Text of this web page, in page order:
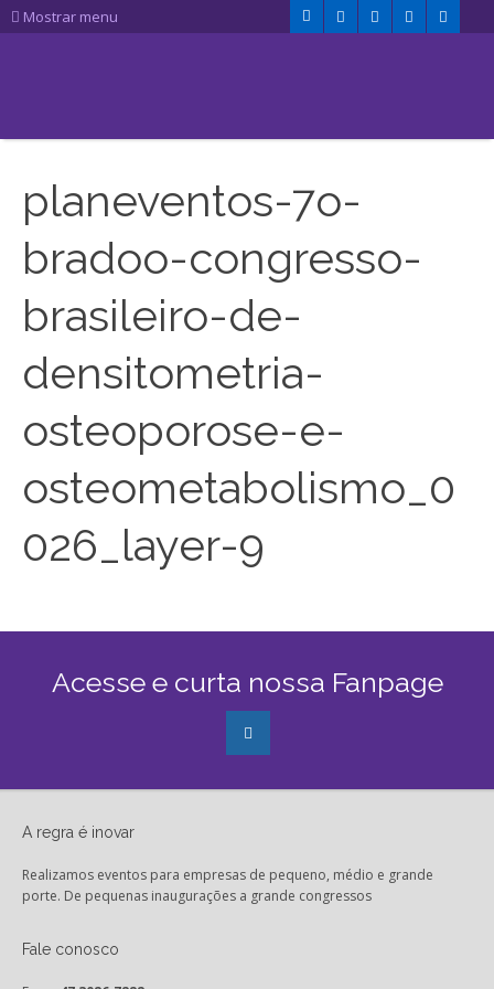
Mostrar menu
planeventos-7o-
bradoo-congresso-
brasileiro-de-
densitometria-
osteoporose-e-
osteometabolismo_0
026_layer-9
Acesse e curta nossa Fanpage
A regra é inovar
Realizamos eventos para empresas de pequeno, médio e grande
porte. De pequenas inaugurações a grande congressos
Fale conosco